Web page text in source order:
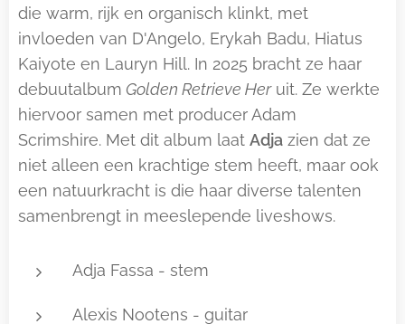
die warm, rijk en organisch klinkt, met
invloeden van D'Angelo, Erykah Badu, Hiatus
Kaiyote en Lauryn Hill. In 2025 bracht ze haar
debuutalbum Golden Retrieve Heruit. Ze werkte
hiervoor samen met producer Adam
Scrimshire. Met dit album laat Adja zien dat ze
niet alleen een krachtige stem heeft, maar ook
een natuurkracht is die haar diverse talenten
samenbrengt in meeslepende liveshows.
Adja Fassa - stem
Alexis Nootens - guitar